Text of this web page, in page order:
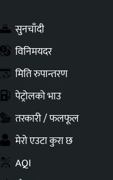
सुनचाँदी
विनिमयदर
मिति रुपान्तरण
पेट्रोलको भाउ
तरकारी / फलफूल
मेरो एउटा कुरा छ
AQI